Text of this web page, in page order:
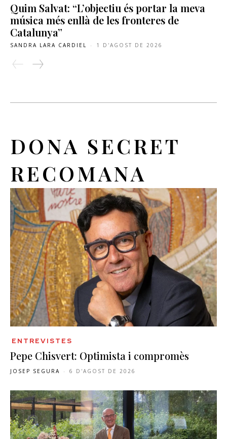
Quim Salvat: “L’objectiu és portar la meva
música més enllà de les fronteres de
Catalunya”
SANDRA LARA CARDIEL - 1 D'AGOST DE 2026
DONA SECRET
RECOMANA
ENTREVISTES
Pepe Chisvert: Optimista i compromès
JOSEP SEGURA - 6 D'AGOST DE 2026